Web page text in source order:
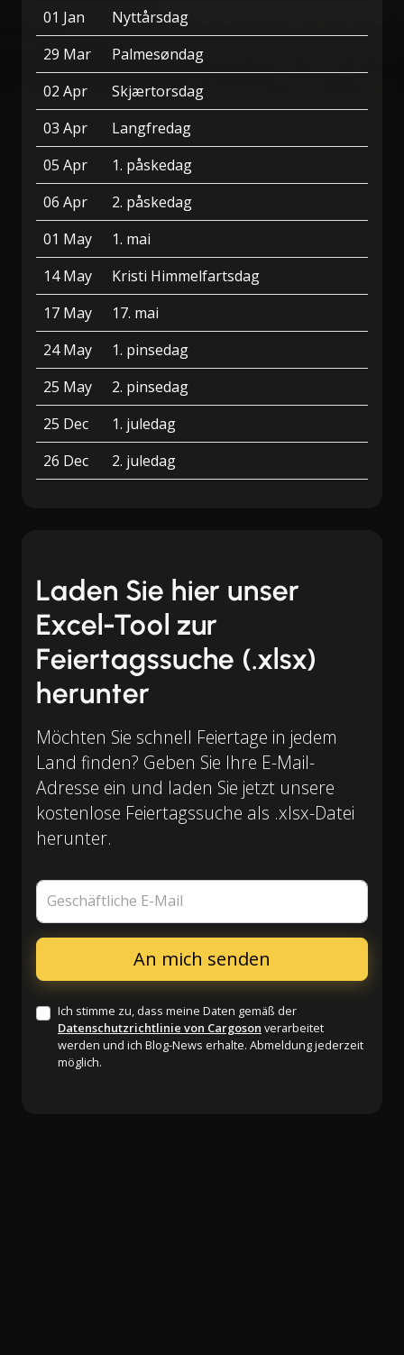
01 Jan
Nyttårsdag
29 Mar
Palmesøndag
02 Apr
Skjærtorsdag
03 Apr
Langfredag
05 Apr
1. påskedag
06 Apr
2. påskedag
01 May
1. mai
14 May
Kristi Himmelfartsdag
17 May
17. mai
24 May
1. pinsedag
25 May
2. pinsedag
25 Dec
1. juledag
26 Dec
2. juledag
Laden Sie hier unser
Excel-Tool zur
Feiertagssuche (.xlsx)
herunter
Möchten Sie schnell Feiertage in jedem
Land finden? Geben Sie Ihre E-Mail-
Adresse ein und laden Sie jetzt unsere
kostenlose Feiertagssuche als .xlsx-Datei
herunter.
Geschäftliche E-Mail
Ich stimme zu, dass meine Daten gemäß der
Datenschutzrichtlinie von Cargoson verarbeitet
werden und ich Blog-News erhalte. Abmeldung jederzeit
möglich.